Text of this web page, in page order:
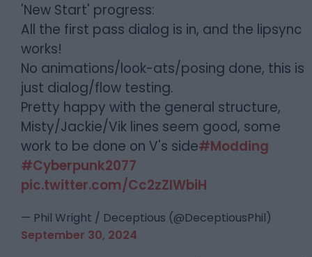
'New Start' progress:
All the first pass dialog is in, and the lipsync
works!
No animations/look-ats/posing done, this is
just dialog/flow testing.
Pretty happy with the general structure,
Misty/Jackie/Vik lines seem good, some
work to be done on V's side#Modding
#Cyberpunk2077
pic.twitter.com/Cc2zZIWbiH
— Phil Wright / Deceptious (@DeceptiousPhil)
September 30, 2024